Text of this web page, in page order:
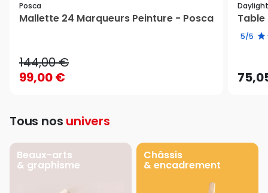
Posca
Mallette 24 Marqueurs Peinture - Posca
144,00 €
99,00 €
Daylight
Table
5/5
Tous nos univers
Beaux-arts
& graphisme
Châssis
& encadrement